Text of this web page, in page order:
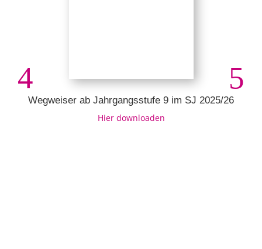
Wegweiser ab Jahrgangsstufe 9 im SJ 2025/26
Hier downloaden